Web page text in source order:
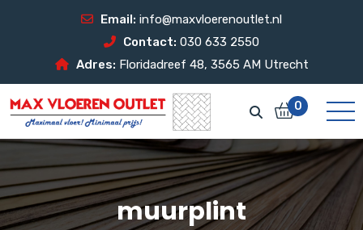
Email: info@maxvloerenoutlet.nl
Contact: 030 633 2550
Adres: Floridadreef 48, 3565 AM Utrecht
0
muurplint